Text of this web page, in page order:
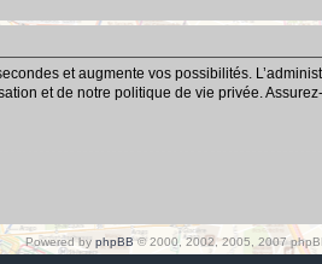
et augmente vos possibilités.
et de notre politique de vie privée.
Powered by phpBB© 2000, 2002, 2005, 2007